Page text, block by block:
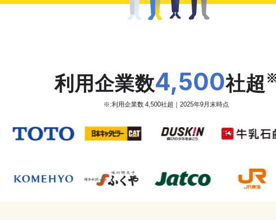
利用企業数4,500社超
※:利用企業数 4,500社超｜2025年9月末時点